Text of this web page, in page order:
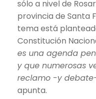
sólo a nivel de
provincia de Santa
tema está
Constitución
es una agenda
y que numerosas
reclamo -y
apunta.